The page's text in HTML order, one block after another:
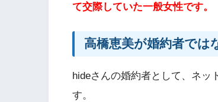
て交際していた一般女性です。
高橋恵美が婚約者では
hideさんの婚約者として、ネッ
す。